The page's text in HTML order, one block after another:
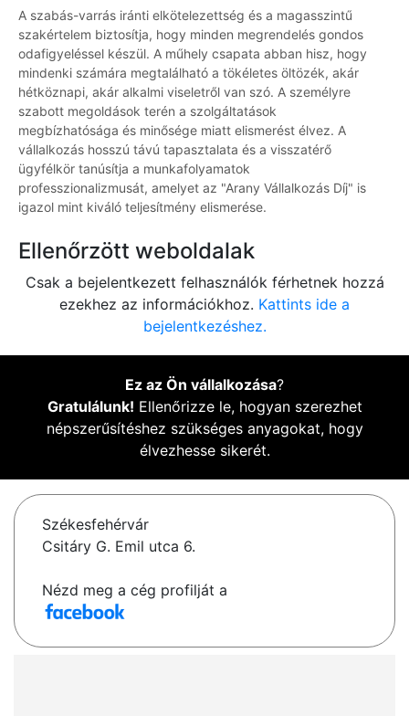
A szabás-varrás iránti elkötelezettség és a magasszintű
szakértelem biztosítja, hogy minden megrendelés gondos
odafigyeléssel készül. A műhely csapata abban hisz, hogy
mindenki számára megtalálható a tökéletes öltözék, akár
hétköznapi, akár alkalmi viseletről van szó. A személyre
szabott megoldások terén a szolgáltatások
megbízhatósága és minősége miatt elismerést élvez. A
vállalkozás hosszú távú tapasztalata és a visszatérő
ügyfélkör tanúsítja a munkafolyamatok
professzionalizmusát, amelyet az "Arany Vállalkozás Díj" is
igazol mint kiváló teljesítmény elismerése.
Ellenőrzött weboldalak
Csak a bejelentkezett felhasználók férhetnek hozzá
ezekhez az információkhoz. Kattints ide a
bejelentkezéshez.
Ez az Ön vállalkozása?
Gratulálunk! Ellenőrizze le, hogyan szerezhet
népszerűsítéshez szükséges anyagokat, hogy
élvezhesse sikerét.
Székesfehérvár
Csitáry G. Emil utca 6.
Nézd meg a cég profilját a